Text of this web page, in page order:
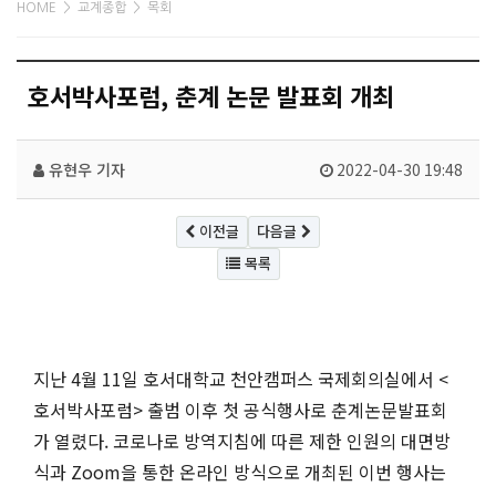
HOME > 교계종합 > 목회
호서박사포럼, 춘계 논문 발표회 개최
유현우 기자 2022-04-30 19:48
이전글
다음글
목록
지난 4월 11일 호서대학교 천안캠퍼스 국제회의실에서 <
호서박사포럼> 출범 이후 첫 공식행사로 춘계논문발표회
가 열렸다. 코로나로 방역지침에 따른 제한 인원의 대면방
식과 Zoom을 통한 온라인 방식으로 개최된 이번 행사는